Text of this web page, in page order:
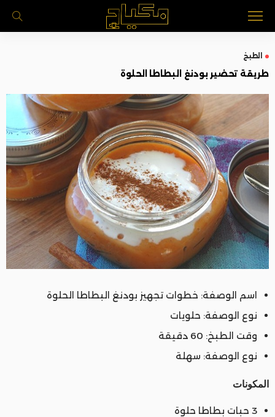
الطبخ
طريقة تحضير بودنغ البطاطا الحلوة
اسم الوصفة: خطوات تجهيز بودنغ البطاطا الحلوة
نوع الوصفة: حلويات
وقت الطبخ: 60 دقيقة
نوع الوصفة: سهلة
المكونات
3 حبات بطاطا حلوة